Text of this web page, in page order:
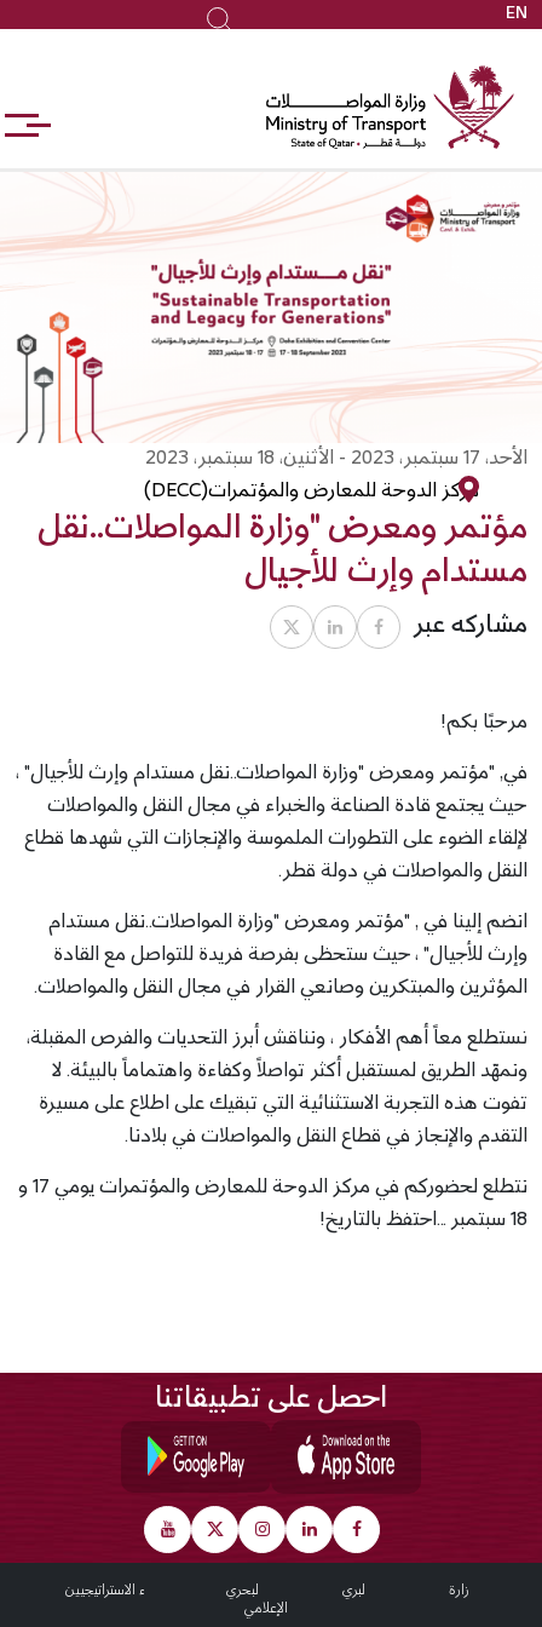
EN بحث
الأحد، 17 سبتمبر، 2023 - الأثنين، 18 سبتمبر، 2023
مركز الدوحة للمعارض والمؤتمرات(DECC)
مؤتمر ومعرض "وزارة المواصلات..نقل
مستدام وإرث للأجيال
مشاركه عبر
مرحبًا بكم!
في, "مؤتمر ومعرض "وزارة المواصلات..نقل مستدام وإرث للأجيال" ،
حيث يجتمع قادة الصناعة والخبراء في مجال النقل والمواصلات
لإلقاء الضوء على التطورات الملموسة والإنجازات التي شهدها قطاع
النقل والمواصلات في دولة قطر.
انضم إلينا في , "مؤتمر ومعرض "وزارة المواصلات..نقل مستدام
وإرث للأجيال" ، حيث ستحظى بفرصة فريدة للتواصل مع القادة
المؤثرين والمبتكرين وصانعي القرار في مجال النقل والمواصلات.
نستطلع معاً أهم الأفكار ، ونناقش أبرز التحديات والفرص المقبلة،
ونمهّد الطريق لمستقبل أكثر تواصلاً وكفاءة واهتماماً بالبيئة. لا
تفوت هذه التجربة الاستثنائية التي تبقيك على اطلاع على مسيرة
التقدم والإنجاز في قطاع النقل والمواصلات في بلادنا.
نتطلع لحضوركم في مركز الدوحة للمعارض والمؤتمرات يومي 17 و
18 سبتمبر ...احتفظ بالتاريخ!
احصل على تطبيقاتنا
Footer
عن الوزارة النقل البري النقل البحري
الشركاء الاستراتيجيين
المركز الإعلامي